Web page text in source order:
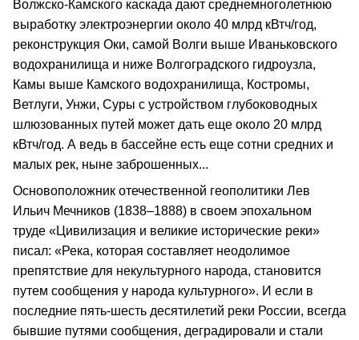
Волжско-Камского каскада дают среднемноголетнюю
выработку электроэнергии около 40 млрд кВтч/год,
реконструкция Оки, самой Волги выше Иваньковского
водохранилища и ниже Волгоградского гидроузла,
Камы выше Камского водохранилища, Костромы,
Ветлуги, Унжи, Суры с устройством глубоководных
шлюзованных путей может дать еще около 20 млрд
кВтч/год. А ведь в бассейне есть еще сотни средних и
малых рек, ныне заброшенных...
Основоположник отечественной геополитики Лев
Ильич Мечников (1838–1888) в своем эпохальном
труде «Цивилизация и великие исторические реки»
писал: «Река, которая составляет неодолимое
препятствие для некультурного народа, становится
путем сообщения у народа культурного». И если в
последние пять-шесть десятилетий реки России, всегда
бывшие путями сообщения, деградировали и стали